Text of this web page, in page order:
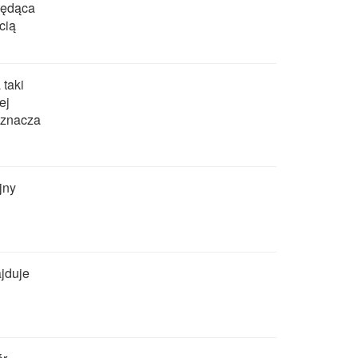
taki